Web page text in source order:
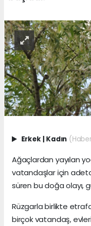
Erkek | Kadın
Ağaçlardan yayılan
vatandaşlar için
süren bu doğa olayı,
Rüzgarla birlikte
birçok vatandaş,